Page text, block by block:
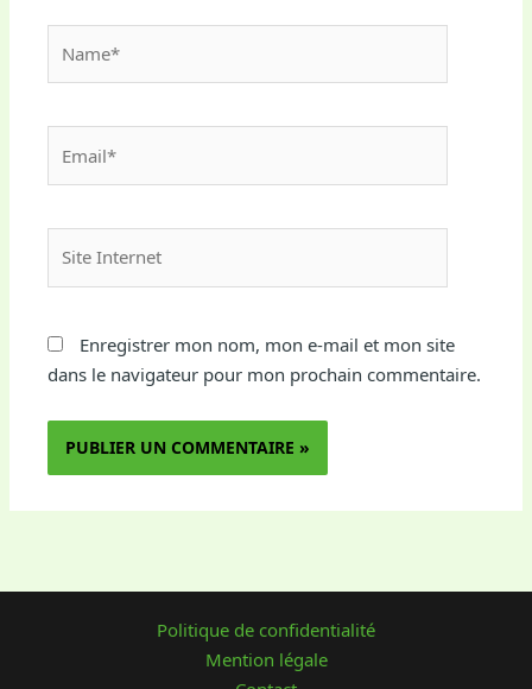
Internet
Enregistrer mon nom, mon e-mail et mon site
dans le navigateur pour mon prochain commentaire.
Politique de confidentialité
Mention légale